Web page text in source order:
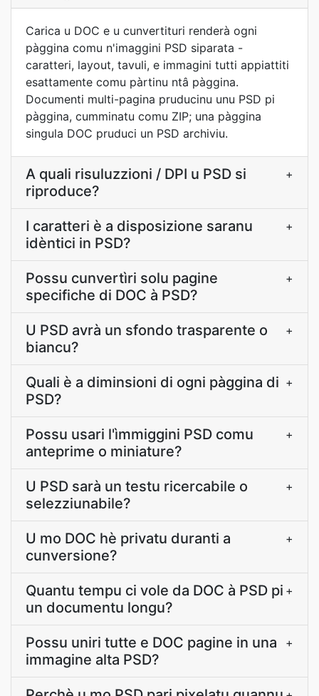
Carica u DOC e u cunvertituri renderà ogni
pàggina comu n'imaggini PSD siparata -
caratteri, layout, tavuli, e immagini tutti appiattiti
esattamente comu pàrtinu ntâ pàggina.
Documenti multi-pagina pruducinu unu PSD pi
pàggina, cumminatu comu ZIP; una pàggina
singula DOC pruduci un PSD archiviu.
A quali risuluzzioni / DPI u PSD si
riproduce?
+
I caratteri è a disposizione saranu
idèntici in PSD?
+
Possu cunvertìri solu pagine
specifiche di DOC à PSD?
+
U PSD avrà un sfondo trasparente o
biancu?
+
Quali è a diminsioni di ogni pàggina di
PSD?
+
Possu usari l'ìmmiggini PSD comu
anteprime o miniature?
+
U PSD sarà un testu ricercabile o
selezziunabile?
+
U mo DOC hè privatu duranti a
cunversione?
+
Quantu tempu ci vole da DOC à PSD pi
un documentu longu?
+
Possu uniri tutte e DOC pagine in una
immagine alta PSD?
+